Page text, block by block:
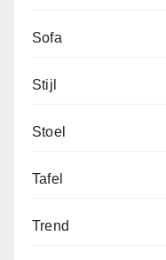
Sofa
Stijl
Stoel
Tafel
Trend